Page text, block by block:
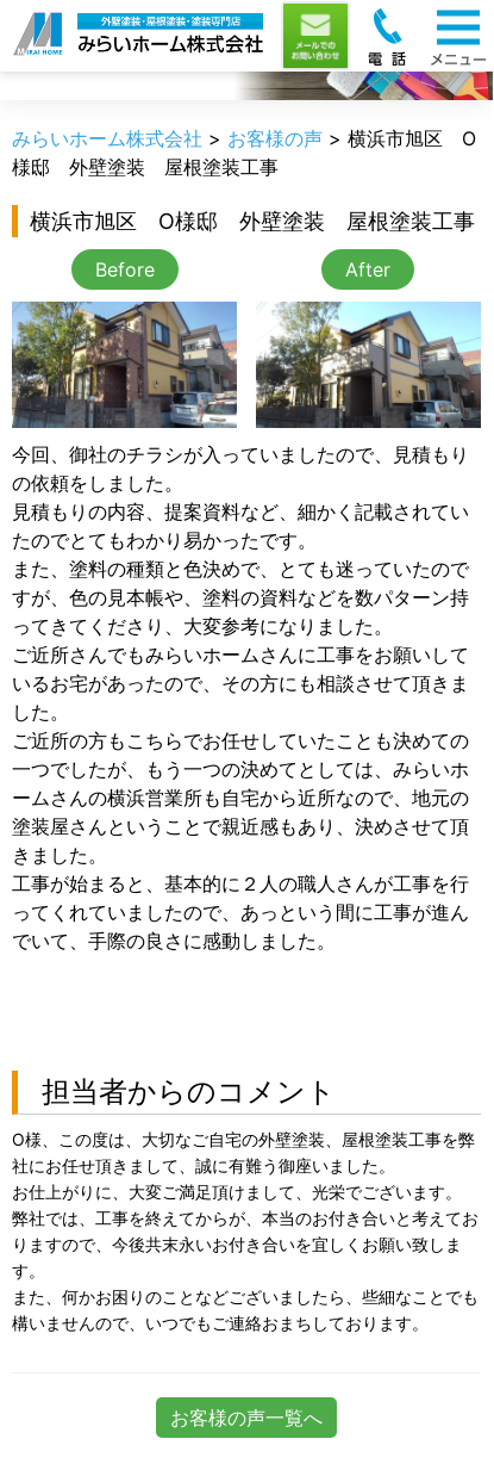
お客様の声
みらいホーム株式会社 > お客様の声 > 横浜市旭区 O
様邸 外壁塗装 屋根塗装工事
横浜市旭区 O様邸 外壁塗装 屋根塗装工事
Before After
今回、御社のチラシが入っていましたので、見積もり
の依頼をしました。
見積もりの内容、提案資料など、細かく記載されてい
たのでとてもわかり易かったです。
また、塗料の種類と色決めで、とても迷っていたので
すが、色の見本帳や、塗料の資料などを数パターン持
ってきてくださり、大変参考になりました。
ご近所さんでもみらいホームさんに工事をお願いして
いるお宅があったので、その方にも相談させて頂きま
した。
ご近所の方もこちらでお任せしていたことも決めての
一つでしたが、もう一つの決めてとしては、みらいホ
ームさんの横浜営業所も自宅から近所なので、地元の
塗装屋さんということで親近感もあり、決めさせて頂
きました。
工事が始まると、基本的に２ 人の職人さんが工事を行
ってくれていましたので、あっという間に工事が進ん
でいて、手際の良さに感動しました。
担当者からのコメント
O様、この度は、大切なご自宅の外壁塗装、屋根塗装工事を弊
社にお任せ頂きまして、誠に有難う御座いました。
お仕上がりに、大変ご満足頂けまして、光栄でございます。
弊社では、工事を終えてからが、本当のお付き合いと考えてお
りますので、今後共末永いお付き合いを宜しくお願い致しま
す。
また、何かお困りのことなどございましたら、些細なことでも
構いませんので、いつでもご連絡おまちしております。
お客様の声一覧へ